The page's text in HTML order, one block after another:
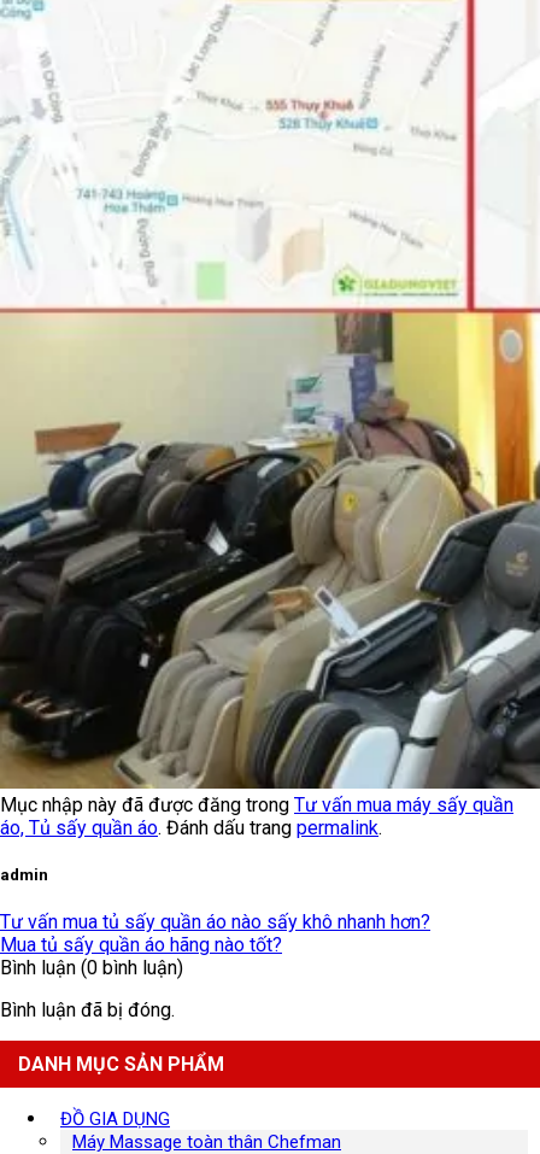
Mục nhập này đã được đăng trong Tư vấn mua máy sấy quần
áo, Tủ sấy quần áo. Đánh dấu trang permalink.
admin
Tư vấn mua tủ sấy quần áo nào sấy khô nhanh hơn?
Mua tủ sấy quần áo hãng nào tốt?
Bình luận (0 bình luận)
Bình luận đã bị đóng.
DANH MỤC SẢN PHẨM
ĐỒ GIA DỤNG
Máy Massage toàn thân Chefman